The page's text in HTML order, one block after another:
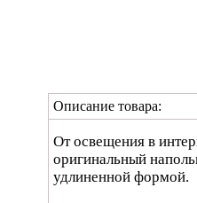
Описание товара:
От освещения в
оригинальный
удлиненной формой.